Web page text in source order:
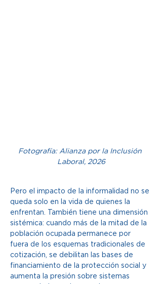
Fotografía: Alianza por la Inclusión
Laboral, 2026
Pero el impacto de la informalidad no se
queda solo en la vida de quienes la
enfrentan. También tiene una dimensión
sistémica: cuando más de la mitad de la
población ocupada permanece por
fuera de los esquemas tradicionales de
cotización, se debilitan las bases de
financiamiento de la protección social y
aumenta la presión sobre sistemas